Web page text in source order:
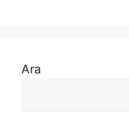
Ara